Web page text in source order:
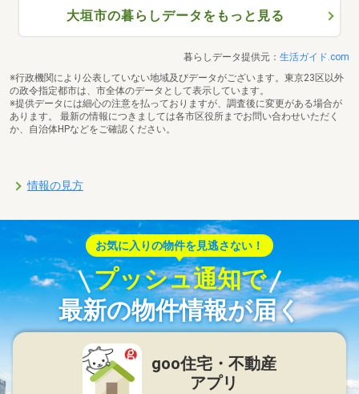
大垣市の暮らしデータをもっと見る
暮らしデータ提供元： 生活ガイド.com
※行政機関により公表していない地域及びデータがございます。東京23区以外
の政令指定都市は、市全体のデータとして表示しています。
※提供データには細心の注意を払っておりますが、調査後に変更がある場合が
あります。 最新の情報につきましては各市区役所までお問い合わせいただく
か、自治体HPなどをご確認ください。
情報の見方
お気に入りの物件を見逃さない！
プッシュ通知で
最新の物件情報が届く
goo住宅・不動産
アプリ